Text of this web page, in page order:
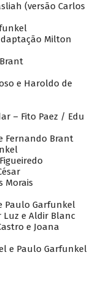
(versão Carlos
Milton
e Haroldo de
– Fito Paez / Edu
Fernando Brant
Morais
Paulo Garfunkel
Luz e Aldir Blanc
e Joana
e Paulo Garfunkel